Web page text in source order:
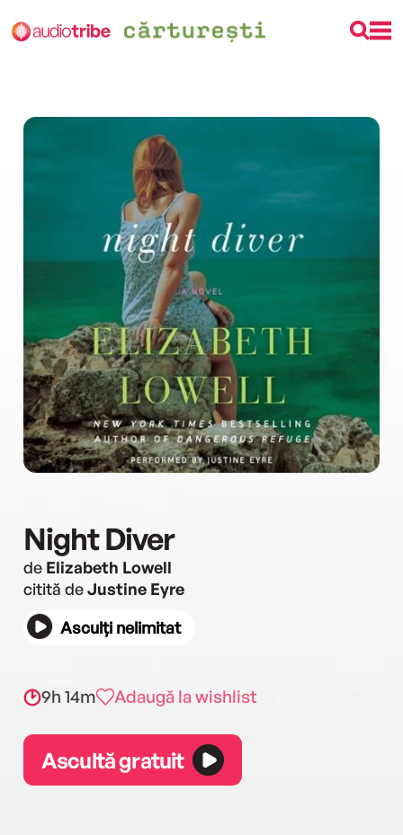
Night Diver
de Elizabeth Lowell
citită deJustine Eyre
Asculți nelimitat
9h 14m Adaugă la wishlist
Ascultă gratuit